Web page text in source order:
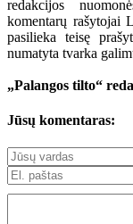
redakcijos
komentarų rašytojai
pasilieka teisę
numatyta tvarka
„Palangos tilto“
Jūsų komentaras: